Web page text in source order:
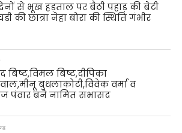
से भूख हड़ताल पर बैठी पहाड़ की बेटी
की छात्रा नेहा बोरा की स्थिति गंभीर
बिष्ट,विमल बिष्ट,दीपिका
बुधलाकोटी,विवेक वर्मा व
पंवार बने नामित सभासद